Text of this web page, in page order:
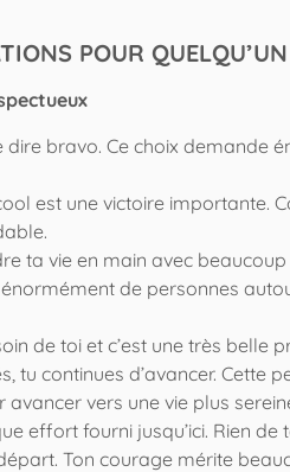
POUR
bravo. Ce choix demande
est une victoire importante.
ta vie en main avec
de personnes
de toi et c’est une très belle
tu continues d’avancer. Cette
avancer vers une vie plus
effort fourni jusqu’ici. Rien de
Ton courage mérite